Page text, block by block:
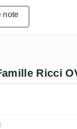
note
Ricci